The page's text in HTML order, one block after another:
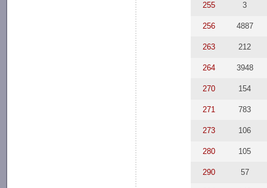
255 3
256 4887
263 212
264 3948
270 154
271 783
273 106
280 105
290 57